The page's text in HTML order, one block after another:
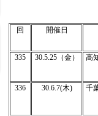
回 開催日
335 30.5.25（金） 高
336 30.6.7(木) 千